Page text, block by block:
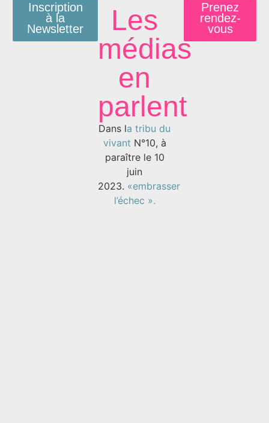
Inscription
à la
Newsletter
Les
médias
en
parlent
Dans la tribu du
vivant N°10, à
paraître le 10
juin
2023. «embrasser
l’échec ».
Prenez
rendez-
vous